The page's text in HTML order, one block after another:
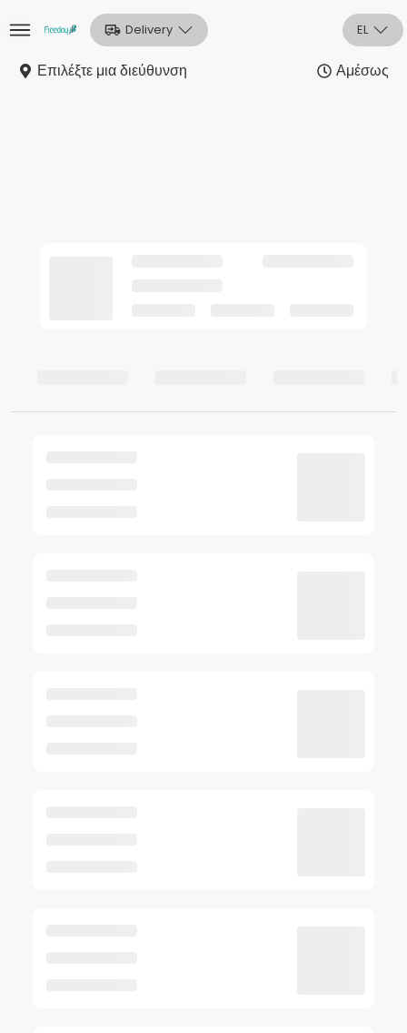
Αρχική
Delivery EL
Επιλέξτε μια διεύθυνση Αμέσως